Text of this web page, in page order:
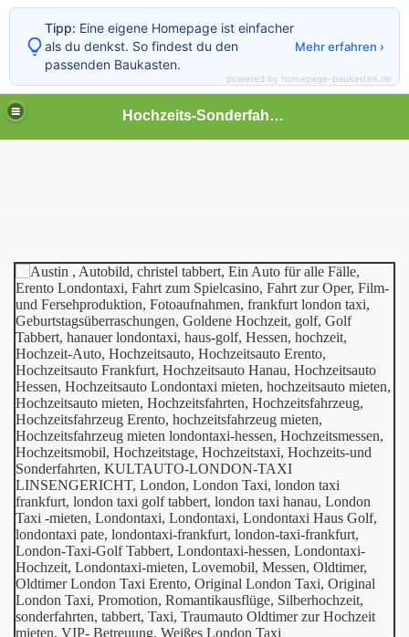
Hochzeits-Sonderfahrten
Tipp: Eine eigene Homepage ist einfacher
als du denkst. So findest du den
passenden Baukasten.
Mehr erfahren ›
powered by homepage-baukasten.de